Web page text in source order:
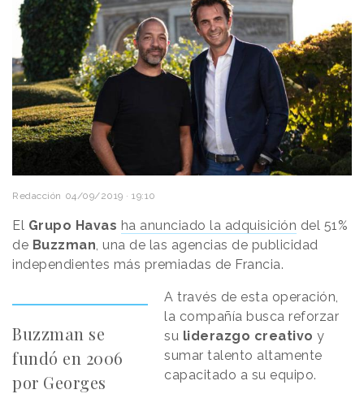
Redacción 04/09/2019 · 19:10
El Grupo Havas ha anunciado la adquisición del 51%
de Buzzman , una de las agencias de publicidad
independientes más premiadas de Francia.
Buzzman se
fundó en 2006
por Georges
A través de esta operación,
la compañía busca reforzar
su liderazgo creativo y
sumar talento altamente
capacitado a su equipo.